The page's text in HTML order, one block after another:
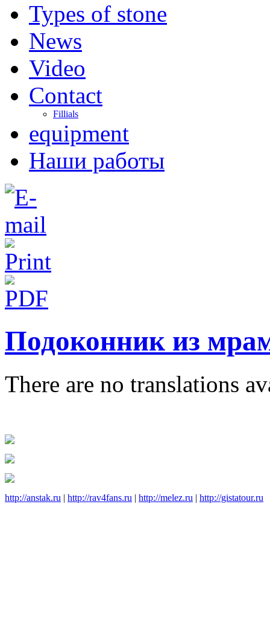
Types of stone
News
Video
Contact
Fillials
equipment
Наши работы
Подоконник из
There are no translations
http://anstak.ru | http://rav4fans.ru | http://melez.ru | http://gistatour.ru